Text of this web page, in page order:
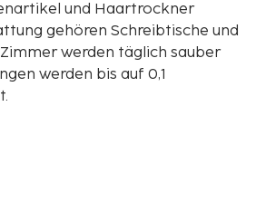
und Haartrockner
gehören Schreibtische und
werden täglich sauber
werden bis auf 0,1